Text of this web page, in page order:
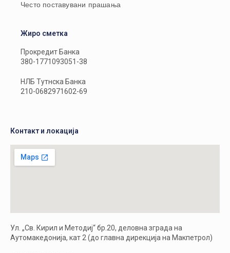
Често поставувани прашања
Жиро сметка
Прокредит Банка
380-1771093051-38
НЛБ Тутнска Банка
210-0682971602-69
Контакт и локација
Ул. „Св. Кирил и Методиј“ бр.20, деловна зграда на
Аутомакедонија, кат 2 (до главна дирекција на Макпетрол)